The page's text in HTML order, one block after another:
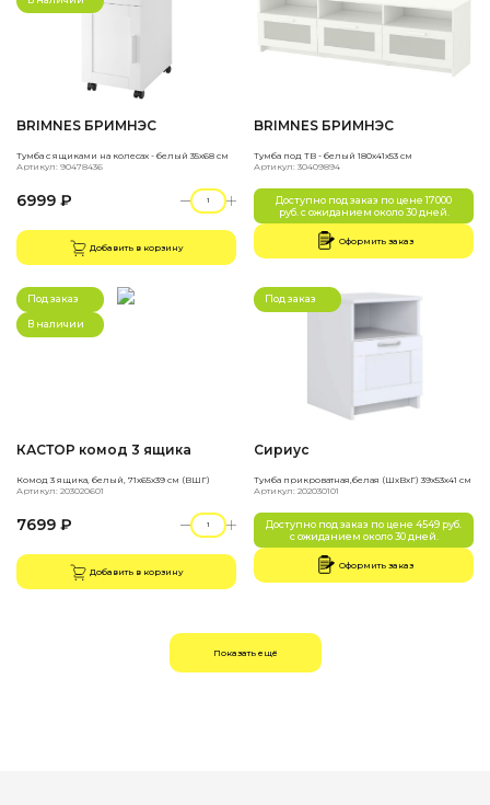
BRIMNES БРИМНЭС
Тумба с ящиками на колесах - белый 35x68 см
Артикул: 90478436
6999 ₽
Добавить в корзину
BRIMNES БРИМНЭС
Тумба под ТВ - белый 180x41x53 см
Артикул: 30409894
Доступно под заказ по цене 17000
руб. с ожиданием около 30 дней.
Оформить заказ
Под заказ
В наличии
КАСТОР комод 3 ящика
Комод 3 ящика, белый, 71х65х39 см (ВШГ)
Артикул: 203020601
7699 ₽
Добавить в корзину
Под заказ
Сириус
Тумба прикроватная,белая (ШхВхГ) 39х53х41 см
Артикул: 202030101
Доступно под заказ по цене 4549 руб.
с ожиданием около 30 дней.
Оформить заказ
Показать ещё